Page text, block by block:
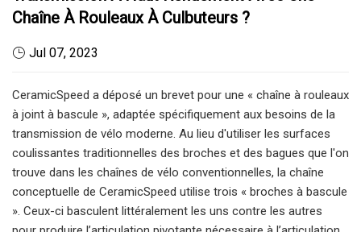
Chaîne À Rouleaux À Culbuteurs ?
Jul 07, 2023
CeramicSpeed ​​a déposé un brevet pour une « chaîne à rouleaux
à joint à bascule », adaptée spécifiquement aux besoins de la
transmission de vélo moderne. Au lieu d'utiliser les surfaces
coulissantes traditionnelles des broches et des bagues que l'on
trouve dans les chaînes de vélo conventionnelles, la chaîne
conceptuelle de CeramicSpeed ​​utilise trois « broches à bascule
». Ceux-ci basculent littéralement les uns contre les autres